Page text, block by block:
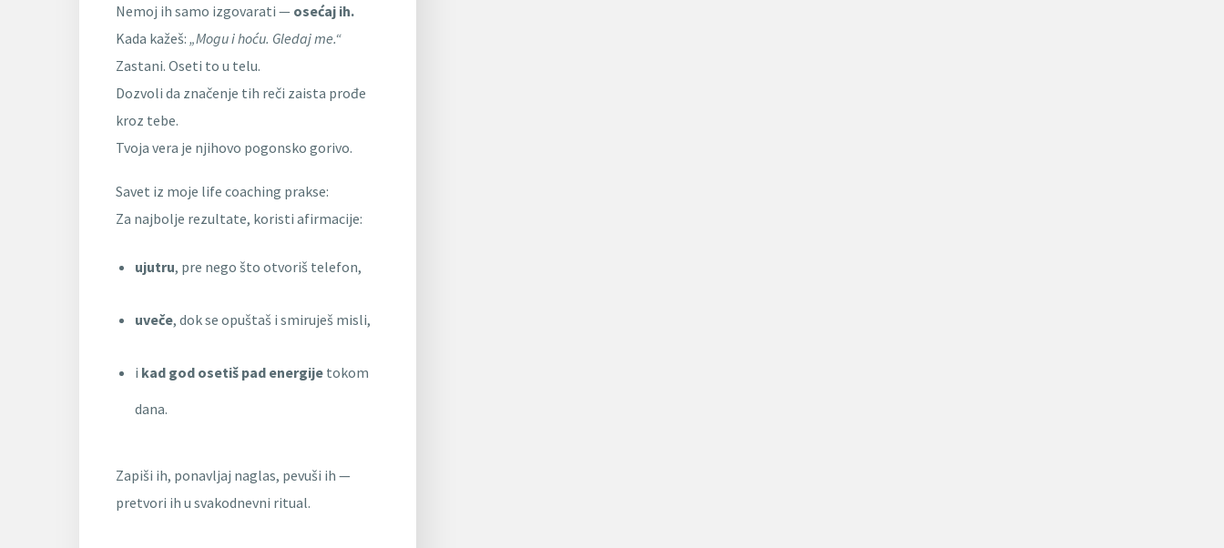
Nemoj ih samo izgovarati — osećaj ih.
Kada kažeš: „Mogu i hoću. Gledaj me.“
Zastani. Oseti to u telu.
Dozvoli da značenje tih reči zaista prođe
kroz tebe.
Tvoja vera je njihovo pogonsko gorivo.
Savet iz moje life coaching prakse:
Za najbolje rezultate, koristi afirmacije:
ujutru, pre nego što otvoriš telefon,
uveče, dok se opuštaš i smiruješ misli,
i kad god osetiš pad energijetokom
dana.
Zapiši ih, ponavljaj naglas, pevuši ih —
pretvori ih u svakodnevni ritual.